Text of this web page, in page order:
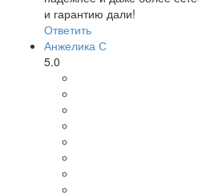
и гарантию дали!
Ответить
Анжелика С
5.0